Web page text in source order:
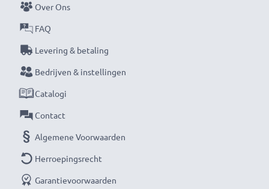
hoogwaardige RCA-kabels van subtel – bestel nu
voor snelle levering & 3 jaar garantie!
Over Ons
FAQ
Levering & betaling
Bedrijven & instellingen
Catalogi
Contact
Algemene Voorwaarden
Herroepingsrecht
Garantievoorwaarden